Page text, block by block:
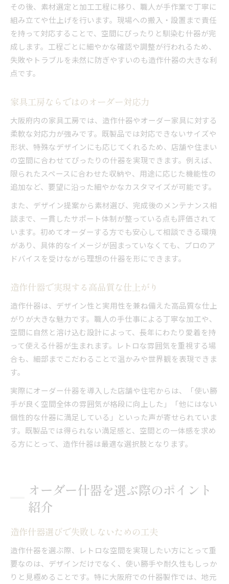
その後、素材選定と加工工程に移り、職人が手作業で丁寧に
組み立てや仕上げを行います。現場への搬入・設置まで責任
を持って対応することで、空間にぴったりと馴染む什器が完
成します。工程ごとに細やかな確認や調整が行われるため、
失敗やトラブルを未然に防ぎやすいのも造作什器の大きな利
点です。
家具工房ならではのオーダー対応力
大阪府内の家具工房では、造作什器やオーダー家具に対する
柔軟な対応力が強みです。既製品では対応できないサイズや
形状、特殊なデザインにも応じてくれるため、店舗や住まい
の空間に合わせてぴったりの什器を実現できます。例えば、
限られたスペースに合わせた収納や、用途に応じた機能性の
追加など、要望に沿った細やかなカスタマイズが可能です。
また、デザイン提案から素材選び、完成後のメンテナンス相
談まで、一貫したサポート体制が整っている点も評価されて
います。初めてオーダーする方でも安心して相談できる環境
があり、具体的なイメージが固まっていなくても、プロのア
ドバイスを受けながら理想の什器を形にできます。
造作什器で実現する高品質な仕上がり
造作什器は、デザイン性と実用性を兼ね備えた高品質な仕上
がりが大きな魅力です。職人の手仕事による丁寧な加工や、
空間に自然と溶け込む設計によって、長年にわたり愛着を持
って使える什器が生まれます。レトロな雰囲気を重視する場
合も、細部までこだわることで温かみや世界観を表現できま
す。
実際にオーダー什器を導入した店舗や住宅からは、「使い勝
手が良く空間全体の雰囲気が格段に向上した」「他にはない
個性的な什器に満足している」といった声が寄せられていま
す。既製品では得られない満足感と、空間との一体感を求め
る方にとって、造作什器は最適な選択肢となります。
オーダー什器を選ぶ際のポイント
紹介
造作什器選びで失敗しないための工夫
造作什器を選ぶ際、レトロな空間を実現したい方にとって重
要なのは、デザインだけでなく、使い勝手や耐久性もしっか
りと見極めることです。特に大阪府での什器製作では、地元